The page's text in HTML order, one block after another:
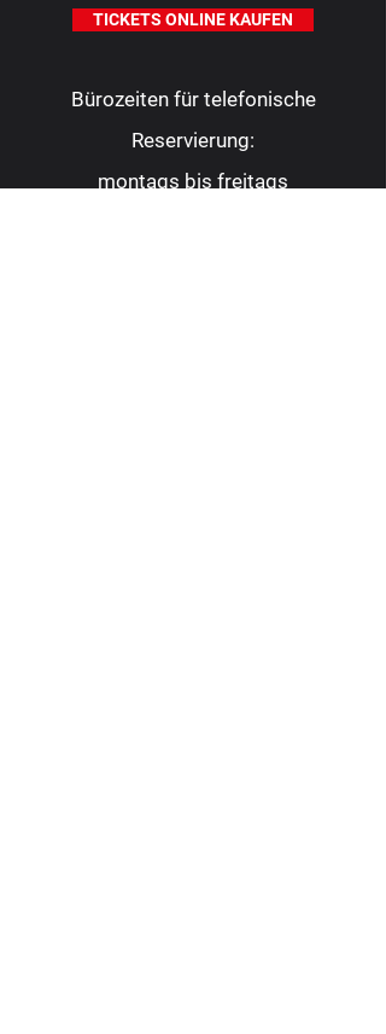
TICKETS ONLINE KAUFEN
Bürozeiten für telefonische
Reservierung:
montags bis freitags